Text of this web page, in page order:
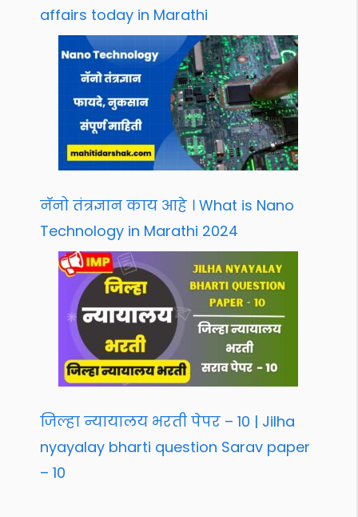
affairs today in Marathi
नॅनो तंत्रज्ञान काय आहे । What is Nano
Technology in Marathi 2024
जिल्हा न्यायालय भरती पेपर – 10 | Jilha
nyayalay bharti question Sarav paper
– 10